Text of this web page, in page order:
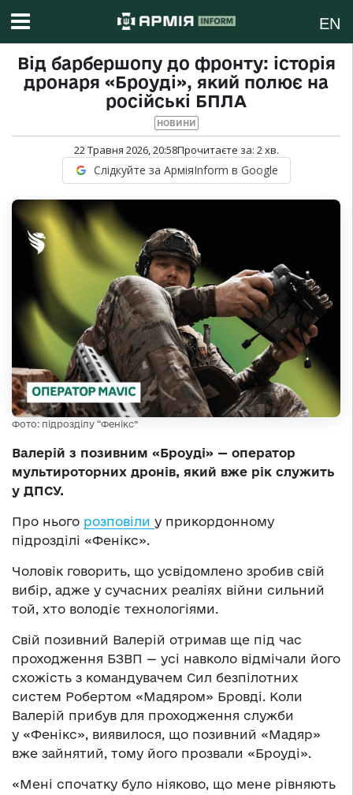
EN
Від барбершопу до фронту: історія
дронаря «Броуді», який полює на
російські БПЛА
НОВИНИ
22 Травня 2026, 20:58Прочитаєте за: 2хв.
Слідкуйте за АрміяInform в Google
Фото: підрозділу “Фенікс”
Валерій з позивним «Броуді» — оператор
мультироторних дронів, який вже рік служить
у ДПСУ.
Про нього розповіли у прикордонному
підрозділі «Фенікс».
Чоловік говорить, що усвідомлено зробив свій
вибір, адже у сучасних реаліях війни сильний
той, хто володіє технологіями.
Свій позивний Валерій отримав ще під час
проходження БЗВП — усі навколо відмічали його
схожість з командувачем Сил безпілотних
систем Робертом «Мадяром» Бровді. Коли
Валерій прибув для проходження служби
у «Фенікс», виявилося, що позивний «Мадяр»
вже зайнятий, тому його прозвали «Броуді».
«Мені спочатку було ніяково, що мене рівняють